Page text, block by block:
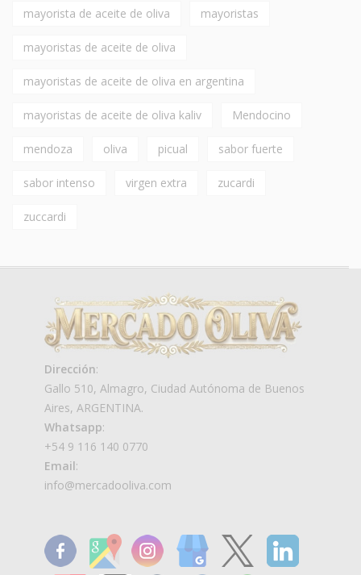
mayorista de aceite de oliva mayoristas
mayoristas de aceite de oliva
mayoristas de aceite de oliva en argentina
mayoristas de aceite de oliva kaliv Mendocino
mendoza oliva picual sabor fuerte
sabor intenso virgen extra zucardi
zuccardi
Dirección:
Gallo 510, Almagro, Ciudad Autónoma de Buenos
Aires, ARGENTINA.
Whatsapp:
+54 9 116 140 0770
Email:
info@mercadooliva.com